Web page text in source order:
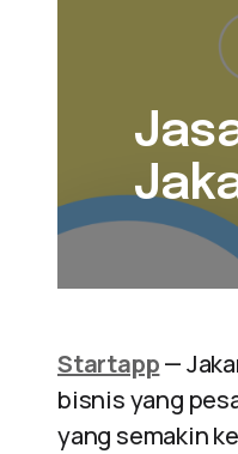
Startapp—
bisnis yang
yang semakin